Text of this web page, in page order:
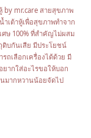
สายสุขภาพ
ำเต้าหู้เพื่อสุขภาพทำจาก
ศษ 100% ที่สำคัญไม่ผสม
ดิบกันเสีย มีประโยชน์
ถเลือกเครื่องได้ด้วย มี
ยากใส่อะไรขอให้บอก
มากหวานน้อยจัดไป